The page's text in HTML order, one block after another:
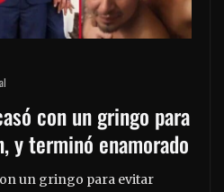
con un gringo para
y terminó enamorado
un gringo para evitar